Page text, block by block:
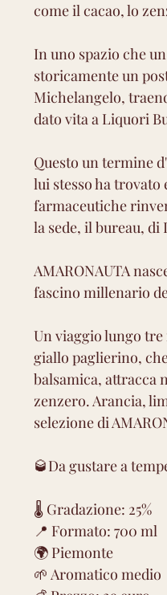
come il cacao, lo
In uno spazio che
storicamente un
Michelangelo,
dato vita a Liquori
Questo un termine
lui stesso ha
farmaceutiche
la sede, il bureau,
AMARONAUTA
fascino millenario
Un viaggio lungo
giallo paglierino,
balsamica, attracca
zenzero. Arancia,
selezione di
🥃Da gustare a
🌡 Gradazione: 25%
📍 Formato: 700 ml
🌍 Piemonte
🌱 Aromatico medio